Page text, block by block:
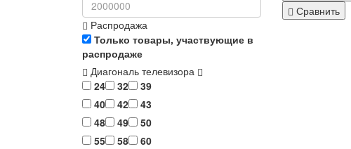
Распродажа
Только товары, участвующие в
распродаже
Диагональ телевизора
24
32
39
40
42
43
48
49
50
55
58
60
Сравнить